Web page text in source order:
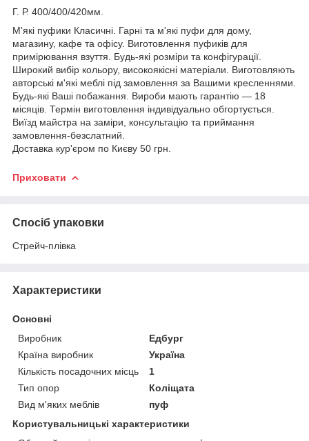
Г. Р. 400/400/420мм.
М'які пуфики Класичні. Гарні та м'які пуфи для дому,
магазину, кафе та офісу. Виготовлення пуфиків для
примірювання взуття. Будь-які розміри та конфігурації.
Широкий вибір кольору, високоякісні матеріали. Виготовляють
авторські м'які меблі під замовлення за Вашими кресленнями.
Будь-які Ваші побажання. Вироби мають гарантію — 18
місяців. Термін виготовлення індивідуально обгортується.
Виїзд майстра на заміри, консультацію та приймання
замовлення-безслатний.
Доставка кур'єром по Києву 50 грн.
Приховати
Спосіб упаковки
Стрейч-плівка
Характеристики
Основні
Виробник
Едбург
Країна виробник
Україна
Кількість посадочних місць
1
Тип опор
Коліщата
Вид м'яких меблів
пуф
Користувальницькі характеристики